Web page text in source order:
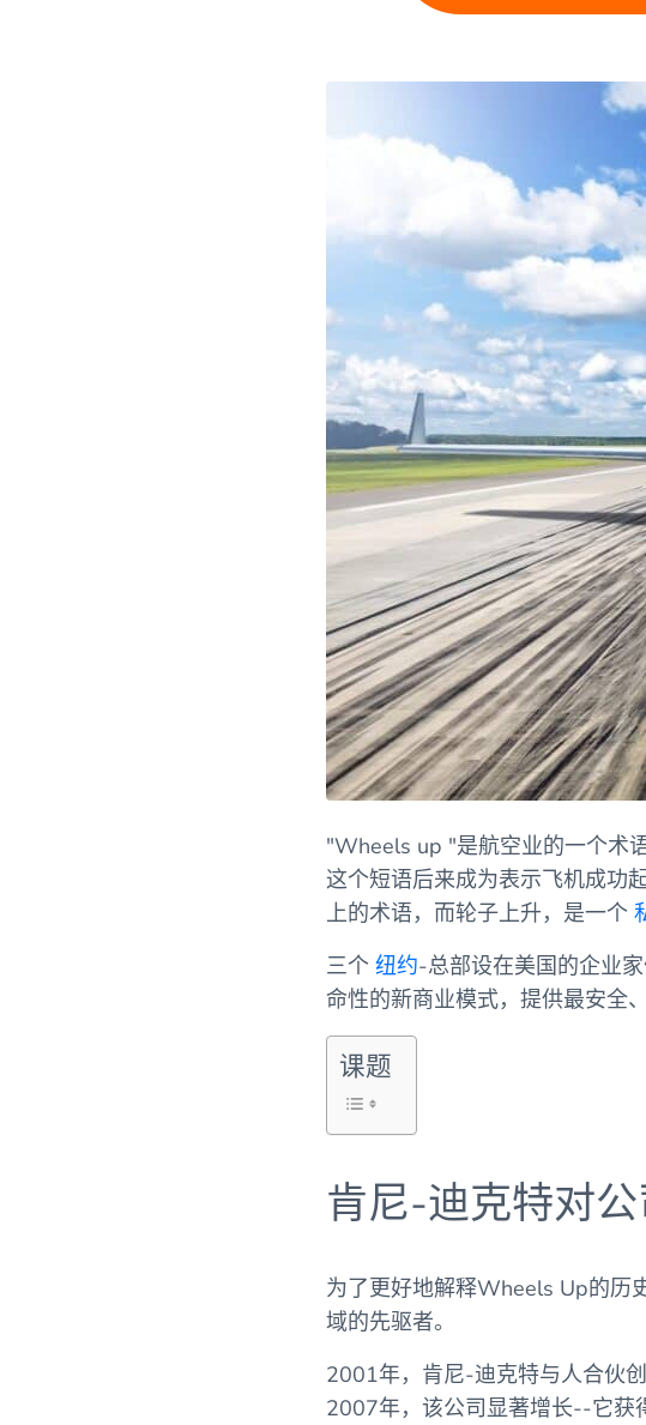
"Wheels up "是航空业的一个术
这个短语后来成为表示飞机成功
上的术语，而轮子上升，是一个
三个 纽约-总部设在美国的企业
命性的新商业模式，提供最安全
课题
肯尼-迪克特对
为了更好地解释Wheels Up的历
域的先驱者。
2001年，肯尼-迪克特与人合伙
2007年，该公司显著增长--它获